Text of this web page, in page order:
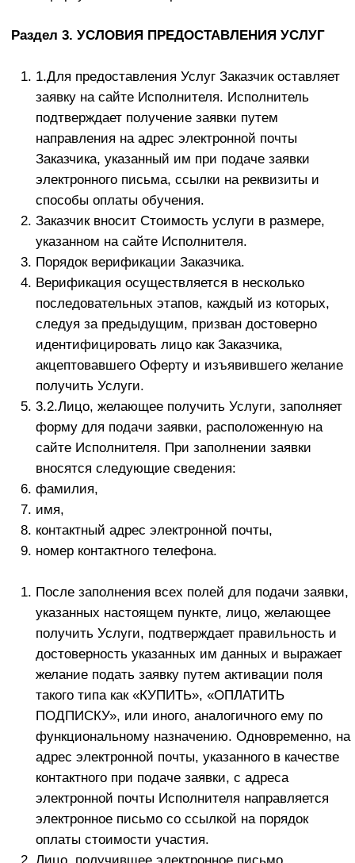
достоинства, защиту от всех форм физического
охрану жизни и здоровья.
предоставляемые услуги, указанные в разделе 2
настоящего Договора, в размере и порядке,
определенных настоящим Договором.
Самостоятельно обеспечить необходимые
технические возможности для его участия в чате
Соблюдать Регламент участия (Приложение № 1
к настоящей Оферте).
Доступ к Телеграм-каналу, к чату открывается не
позднее 24 часов с момента оплаты.
Заказчик самостоятельно выбирает даты и время,
когда он может воспользоваться материалами,
Оказание информационных услуг организовано
следующим образом:
свершившихся событиях публикуются в
Телеграм-канале.
Чат создан для живого тематического общения.
Заказчик может задать на Сайте в разделе «Чат»
или «Сообщения», выбрав нужного адресата:
«Техническая поддержка» и пр.
Стороны пришли к соглашению о том, что Акт об
оказании услуг в виде отдельного письменного
документа ими не составляется.
настоящему Договору со стороны Заказчика является
произведение оплаты по настоящему Договору.
Надлежащим исполнением обязанностей со стороны
Исполнителя является, предоставление доступа к
телеграм-каналу.
В случае несогласия с качеством оказанной услуги
обратной связи на Сайте Исполнителя и отказ в
течении 1 (Одного) календарного дня после даты
окончания Услуг.
Исполнитель оказывает услуги «как есть».
несоответствие предоставленной услуги
ожиданиям Заказчика и/или за его субъективную
оценку. Такое несоответствие ожиданиям и/ или
отрицательная субъективная оценка не являются
основаниями считать услуги оказанными
некачественно, или не в согласованном объеме.
третьих лиц (в том числе, сотрудников
государственных органов), отличные от мнения
Исполнителя (его сотрудников и/или партнеров).
Раздел 5. ОТКАЗ ОТ ДОГОВОРА